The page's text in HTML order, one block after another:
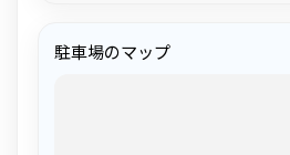
駐車場のマップ